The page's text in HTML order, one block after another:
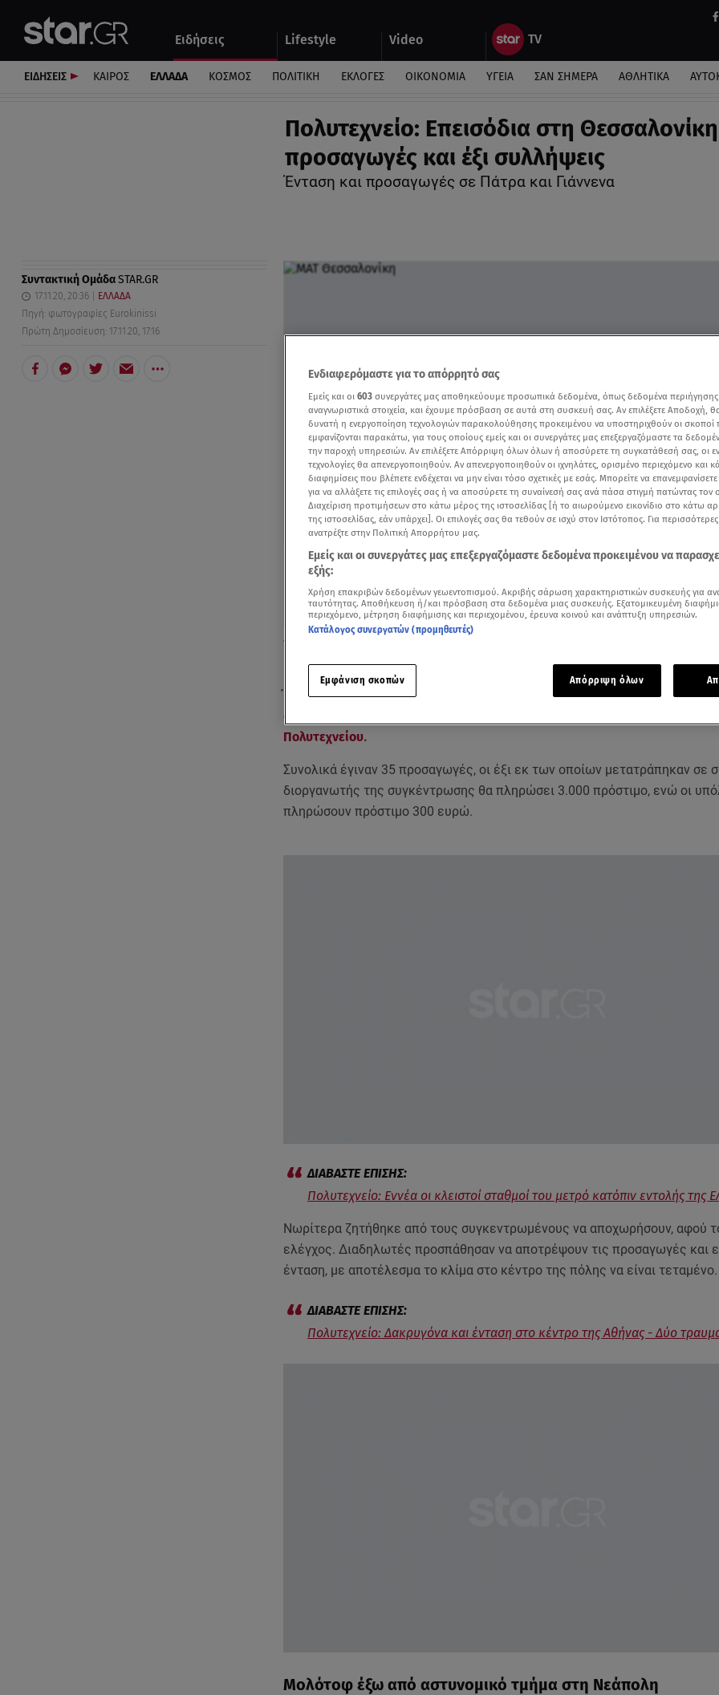
Ειδήσεις Lifestyle Video
Αυτοκίνητο
ΕΙΔΗΣΕΙΣ ΚΑΙΡΟΣ ΕΛΛΑΔΑ ΚΟΣΜΟΣ ΠΟΛΙΤΙΚΗ ΕΚΛΟΓΕΣ ΟΙΚΟΝΟΜΙΑ ΥΓΕΙΑ ΣΑΝ ΣΗΜΕΡΑ ΑΘΛΗΤΙΚΑ
Πολυτεχνείο: Επεισόδια στη
προσαγωγές και έξι συλλήψεις
Ένταση και προσαγωγές σε Πάτρα και Γιάννενα
Συντακτική ΟμάδαSTAR.GR
17.11.20, 20:36
ΕΛΛΑΔΑ
Πηγή: φωτογραφίες Eurokinissi
Πρώτη Δημοσίευση: 17.11.20, 17:16
Δείτε περισσότερα άρθρα μας στα αποτελέσματα αναζήτησης
Add star.gr on Google
Δείτε στο βίντεο όσα συνέβησαν το μεσημέρι της 17ης Νοεμβρίου στο κέντρο της Αθήνας κατά την
Ένταση προκλήθηκε το μεσημέρι της Τρίτης στο κέντρο της
αστυνομίας και διαδηλωτών με αφορμή τις συγκεντρώσεις για την
Πολυτεχνείου.
Συνολικά έγιναν 35 προσαγωγές, οι έξι εκ των οποίων μετατράπηκαν σε
διοργανωτής της συγκέντρωσης θα πληρώσει 3.000 πρόστιμο, ενώ οι
πληρώσουν πρόστιμο 300 ευρώ.
Πολυτεχνείο: Εννέα οι κλειστοί σταθμοί του μετρό κατόπιν εντολής της
Νωρίτερα ζητήθηκε από τους συγκεντρωμένους να αποχωρήσουν, αφού
ελέγχος. Διαδηλωτές προσπάθησαν να αποτρέψουν τις προσαγωγές και
ένταση, με αποτέλεσμα το κλίμα στο κέντρο της πόλης να είναι τεταμένο.
Πολυτεχνείο: Δακρυγόνα και ένταση στο κέντρο της Αθήνας - Δύο
Μολότοφ έξω από αστυνομικό τμήμα στη Νεάπολη
Ενδιαφερόμαστε για το απόρρητό σας
Εμείς και οι 603 συνεργάτες μας αποθηκεύουμε προσωπικά δεδομένα, όπως δεδομένα
αναγνωριστικά στοιχεία, και έχουμε πρόσβαση σε αυτά στη συσκευή σας. Αν επιλέξετε Αποδοχή,
δυνατή η ενεργοποίηση τεχνολογιών παρακολούθησης προκειμένου να υποστηριχθούν οι σκοποί
εμφανίζονται παρακάτω, για τους οποίους εμείς και οι συνεργάτες μας επεξεργαζόμαστε τα
την παροχή υπηρεσιών. Αν επιλέξετε Απόρριψη όλων όλων ή αποσύρετε τη συγκατάθεσή σας, οι
τεχνολογίες θα απενεργοποιηθούν. Αν απενεργοποιηθούν οι ιχνηλάτες, ορισμένο περιεχόμενο και
διαφημίσεις που βλέπετε ενδέχεται να μην είναι τόσο σχετικές με εσάς. Μπορείτε να
για να αλλάξετε τις επιλογές σας ή να αποσύρετε τη συναίνεσή σας ανά πάσα στιγμή πατώντας τον
Διαχείριση προτιμήσεων στο κάτω μέρος της ιστοσελίδας [ή το αιωρούμενο εικονίδιο στο κάτω
της ιστοσελίδας, εάν υπάρχει]. Οι επιλογές σας θα τεθούν σε ισχύ στον Ιστότοπος. Για
ανατρέξτε στην Πολιτική Απορρήτου μας.
Εμείς και οι συνεργάτες μας επεξεργαζόμαστε δεδομένα προκειμένου να
εξής:
Χρήση επακριβών δεδομένων γεωεντοπισμού. Ακριβής σάρωση χαρακτηριστικών συσκευής για
ταυτότητας. Αποθήκευση ή/και πρόσβαση στα δεδομένα μιας συσκευής. Εξατομικευμένη
περιεχόμενο, μέτρηση διαφήμισης και περιεχομένου, έρευνα κοινού και ανάπτυξη υπηρεσιών.
Κατάλογος συνεργατών (προμηθευτές)
Εμφάνιση σκοπών Απόρριψη όλων